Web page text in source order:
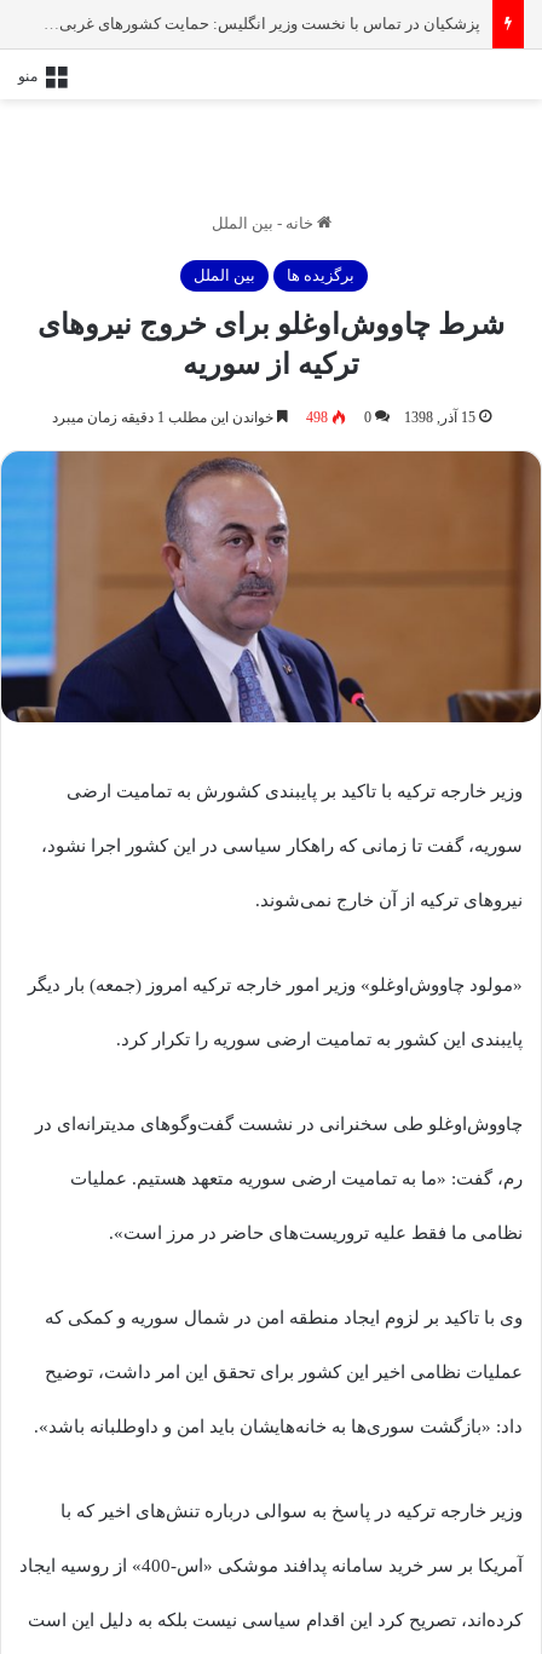
پزشکیان در تماس با نخست‌ وزیر انگلیس: حمایت کشور‌های غربی از رژیم صهیونیستی امنیت منطقه و جهان را به خطر انداخته است
منو
خانه - بین الملل
برگزیده ها بین الملل
شرط چاووش‌اوغلو برای خروج نیروهای
ترکیه از سوریه
15 آذر, 1398 0
498 خواندن این مطلب 1 دقیقه زمان میبرد
وزیر خارجه ترکیه با تاکید بر پایبندی کشورش به تمامیت ارضی
سوریه، گفت تا زمانی که راهکار سیاسی در این کشور اجرا نشود،
نیروهای ترکیه از آن خارج نمی‌شوند.
«مولود چاووش‌اوغلو» وزیر امور خارجه ترکیه امروز (جمعه) بار دیگر
پایبندی این کشور به تمامیت ارضی سوریه را تکرار کرد.
چاووش‌اوغلو طی سخنرانی در نشست گفت‌وگوهای مدیترانه‌ای در
رم، گفت: «ما به تمامیت ارضی سوریه متعهد هستیم. عملیات
نظامی ما فقط علیه تروریست‌های حاضر در مرز است».
وی با تاکید بر لزوم ایجاد منطقه امن در شمال سوریه و کمکی که
عملیات نظامی اخیر این کشور برای تحقق این امر داشت، توضیح
داد:‌ «بازگشت سوری‌ها به خانه‌هایشان باید امن و داوطلبانه باشد».
وزیر خارجه ترکیه در پاسخ به سوالی درباره تنش‌های اخیر که با
آمریکا بر سر خرید سامانه پدافند موشکی «اس-400» از روسیه ایجاد
کرده‌اند، تصریح کرد این اقدام سیاسی نیست بلکه به دلیل این است